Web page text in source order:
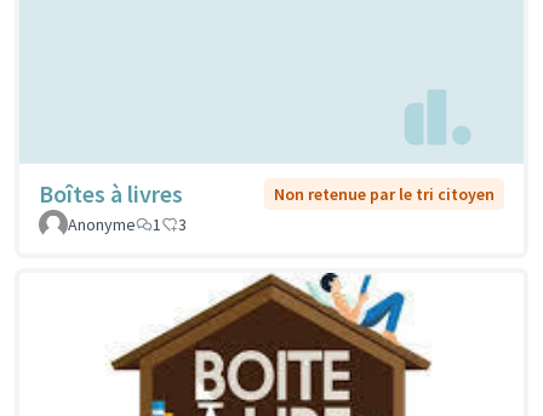
Boîtes à livres
Non retenue par le tri citoyen
Anonyme
1 3